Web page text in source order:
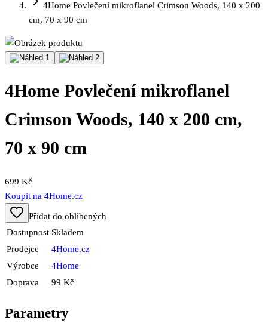
4Home Povlečení mikroflanel Crimson Woods, 140 x 200
cm, 70 x 90 cm
4Home Povlečení mikroflanel
Crimson Woods, 140 x 200 cm,
70 x 90 cm
699 Kč
Koupit na 4Home.cz
Přidat do oblíbených
Dostupnost Skladem
Prodejce
4Home.cz
Výrobce
4Home
Doprava
99 Kč
Parametry